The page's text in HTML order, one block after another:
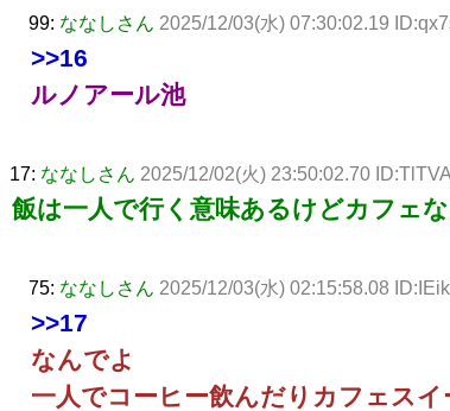
99: ななしさん 2025/12/03(水) 07:30:02.19
>>16
ルノアール池
17: ななしさん 2025/12/02(火) 23:50:02.70
飯は一人で行く意味あるけどカフェ
75: ななしさん 2025/12/03(水) 02:15:58.08
>>17
なんでよ
一人でコーヒー飲んだりカフェス